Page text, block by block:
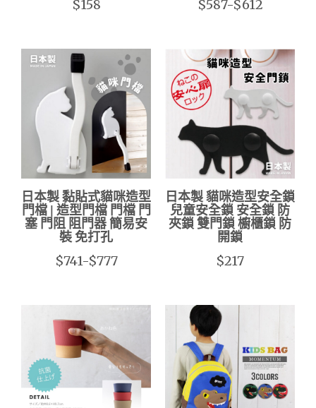
$158 $587-$612
日本製 黏貼式貓咪造型
門檔 | 造型門檔 門檔 門
塞 門阻 阻門器 簡易安
裝 免打孔
$741-$777
日本製 貓咪造型安全鎖
兒童安全鎖 安全鎖 防
夾鎖 雙門鎖 櫥櫃鎖 防
開鎖
$217